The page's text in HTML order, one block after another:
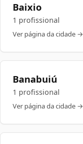
Baixio
1 profissional
Ver página da cidade →
Banabuiú
1 profissional
Ver página da cidade →